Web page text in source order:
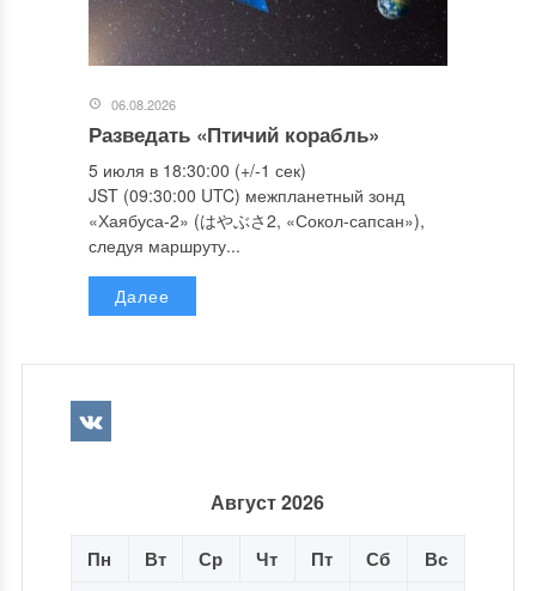
06.08.2026
Разведать «Птичий корабль»
5 июля в 18:30:00 (+/-1 сек)
JST (09:30:00 UTC) межпланетный зонд
«Хаябуса-2» (はやぶさ2, «Сокол-сапсан»),
следуя маршруту...
Далее
Август 2026
Пн Вт Ср Чт Пт Сб Вс